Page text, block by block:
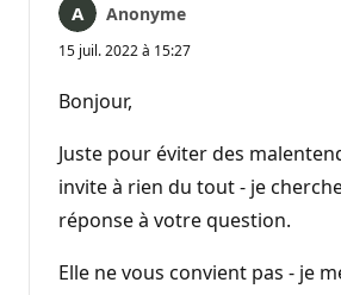
Anonyme
15 juil. 2022 à 15:27
Bonjour,
Juste pour éviter des
invite à rien du tout - je
réponse à votre question.
Elle ne vous convient pas - je